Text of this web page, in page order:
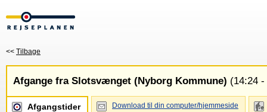
<< Tilbage
Afgange fra Slotsvænget (Nyborg Kommune) (14:24
Afgangstider Download til din computer/hjemmeside